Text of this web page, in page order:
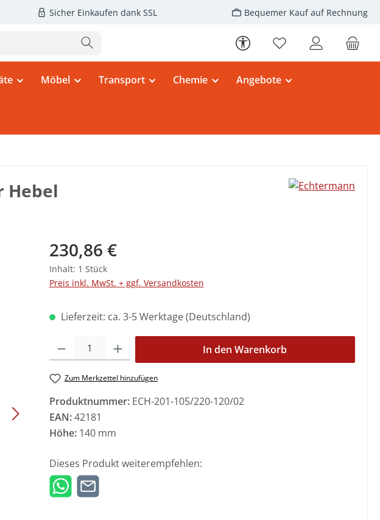
Sicher Einkaufen dank SSL Bequemer Kauf auf Rechnung
Werkzeugleiste anzeigen
Du hast 0 Produkte
Möbel Transport Chemie Angebote
Hebel
Regulärer Preis:
230,86 €
Inhalt: 1 Stück
Preis inkl. MwSt. + ggf. Versandkosten
Lieferzeit: ca. 3-5 Werktage (Deutschland)
Produkt Anzahl: Gib den gewünschten Wert ein oder benutze die
In den Warenkorb
Zum Merkzettel hinzufügen
Produktnummer: ECH-201-105/220-120/02
EAN:42181
Höhe: 140 mm
Dieses Produkt weiterempfehlen: